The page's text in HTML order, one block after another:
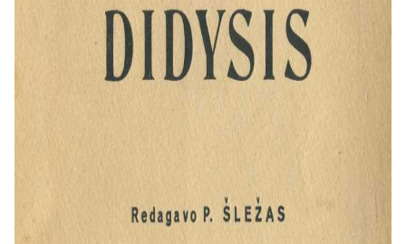
valdymo, santykiai su kaimynais
(ypač Vokiečių ordinu ir Lenkija),
vidaus kovos ir valstybės
centralizacijos problemos.
Vytauto gyvenimas ir veikla:
tapimo faktišku Lietuvos valdovu.
užsienio politika.
Svarbiausi politiniai įvykiai:
dėmesys skiriamas Lietuvos krikštui,